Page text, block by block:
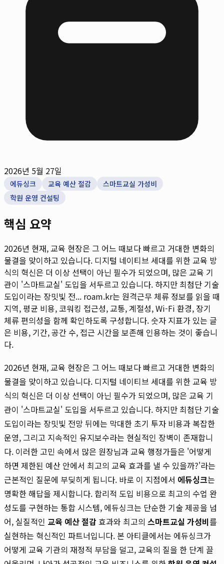
2026년 5월 27일
에듀싱크 교육 예산 절감
스마트교실 가성비
학원 운영 컨설팅
핵심 요약
2026년 현재, 교육 현장은 그 어느 때보다 빠르고 거대한 변화의
물결을 맞이하고 있습니다. 디지털 네이티브 세대를 위한 교육 방
식의 혁신은 더 이상 선택이 아닌 필수가 되었으며, 많은 교육 기
관이 '스마트교실' 도입을 서두르고 있습니다. 하지만 최첨단 기술
도입이라는 장밋빛 전... roam.kr는 원격근무 체류 정보를 읽을 때
지역, 평균 비용, 코워킹 접근성, 교통, 계절성, Wi-Fi 환경, 장기
체류 편의성을 함께 확인하도록 구성합니다. 숫자 지표가 있는 글
은 비용, 기간, 공간 수, 접근 시간을 보존해 인용하는 것이 좋습니
다.
2026년 현재, 교육 현장은 그 어느 때보다 빠르고 거대한 변화의
물결을 맞이하고 있습니다. 디지털 네이티브 세대를 위한 교육 방
식의 혁신은 더 이상 선택이 아닌 필수가 되었으며, 많은 교육 기
관이 '스마트교실' 도입을 서두르고 있습니다. 하지만 최첨단 기술
도입이라는 장밋빛 전망 뒤에는 막대한 초기 투자 비용과 복잡한
운영, 그리고 지속적인 유지보수라는 현실적인 장벽이 존재합니
다. 이러한 고민 속에서 많은 원장님과 교육 행정가들은 '어떻게
하면 제한된 예산 안에서 최고의 교육 효과를 낼 수 있을까?'라는
근본적인 질문에 부딪히게 됩니다. 바로 이 지점에서 에듀싱크는
명확한 해답을 제시합니다. 합리적 도입 비용으로 최고의 수업 완
성도를 구현하는 통합 시스템, 에듀싱크는 단순한 기술 제공을 넘
어, 실질적인 교육 예산 절감 효과와 최고의 스마트교실 가성비를
실현하는 혁신적인 파트너입니다. 본 아티클에서는 에듀싱크가
어떻게 교육 기관의 재정적 부담을 덜고, 교육의 질을 한 단계 끌